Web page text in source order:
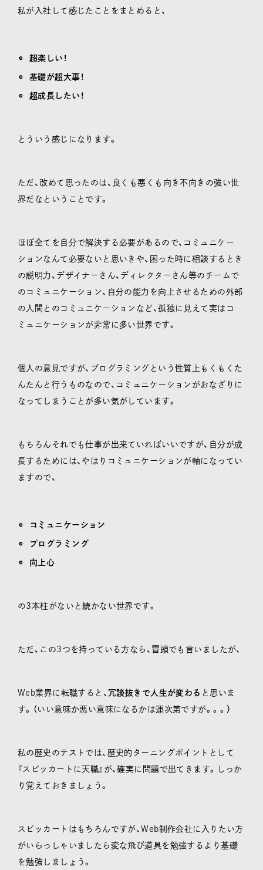
私が入社して感じたことをまとめると、
超楽しい！
基礎が超大事！
超成長したい！
とういう感じになります。
ただ、改めて思ったのは、良くも悪くも向き不向きの強い世
界だなということです。
ほぼ全てを自分で解決する必要があるので、コミュニケー
ションなんて必要ないと思いきや、困った時に相談するとき
の説明力、デザイナーさん、ディレクターさん等のチームで
のコミュニケーション、自分の能力を向上させるための外部
の人間とのコミュニケーションなど、孤独に見えて実はコ
ミュニケーションが非常に多い世界です。
個人の意見ですが、プログラミングという性質上もくもくた
んたんと行うものなので、コミュニケーションがおなざりに
なってしまうことが多い気がしています。
もちろんそれでも仕事が出来ていればいいですが、自分が成
長するためには、やはりコミュニケーションが軸になってい
ますので、
コミュニケーション
プログラミング
向上心
の3本柱がないと続かない世界です。
ただ、この3つを持っている方なら、冒頭でも言いましたが、
Web業界に転職すると、 冗談抜きで人生が変わる と思いま
す。（いい意味か悪い意味になるかは運次第ですが。。。）
私の歴史のテストでは、歴史的ターニングポイントとして
『スピッカートに天職』が、確実に問題で出てきます。しっか
り覚えておきましょう。
スピッカートはもちろんですが、Web制作会社に入りたい方
がいらっしゃいましたら変な飛び道具を勉強するより基礎
を勉強しましょう。